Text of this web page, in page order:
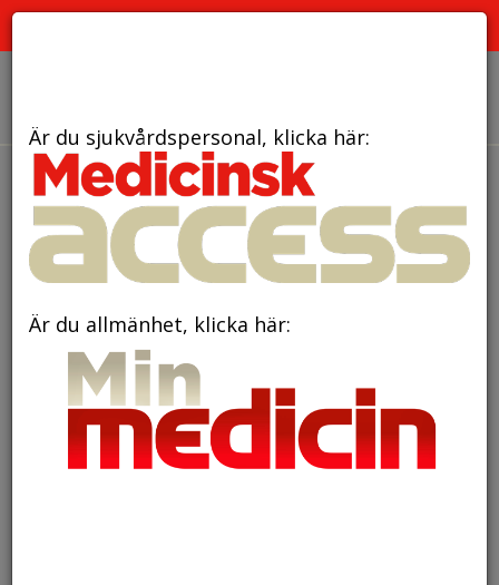
den 9 oktober 2017
Kan ADHD bli bättre
med hjärnträning?
Är du sjukvårdspersonal, klicka här:
Är du allmänhet, klicka här: